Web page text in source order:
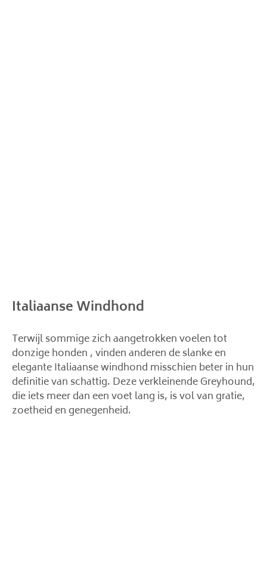
Italiaanse Windhond
Terwijl sommige zich aangetrokken voelen tot
donzige honden , vinden anderen de slanke en
elegante Italiaanse windhond misschien beter in hun
definitie van schattig. Deze verkleinende Greyhound,
die iets meer dan een voet lang is, is vol van gratie,
zoetheid en genegenheid.